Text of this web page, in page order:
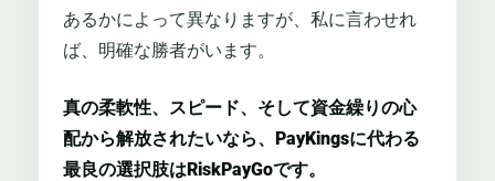
あるかによって異なりますが、私に言わせれ
ば、明確な勝者がいます。
真の柔軟性、スピード、そして資金繰りの心
配から解放されたいなら、PayKingsに代わる
最良の選択肢はRiskPayGoです。